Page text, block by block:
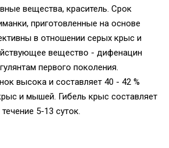
вещества, краситель. Срок
приготовленные на основе
в отношении серых крыс и
вещество - дифенацин
первого поколения.
высока и составляет 40 - 42 %
и мышей. Гибель крыс составляет
5-13 суток.